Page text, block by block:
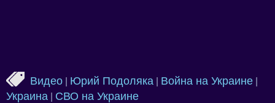
Видео Юрий Подоляка Война на Украине
Украина СВО на Украине